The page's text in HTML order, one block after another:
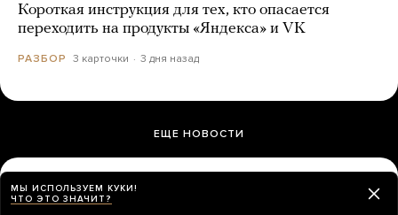
Короткая инструкция для тех, кто опасается
переходить на продукты «Яндекса» и VK
РАЗБОР 3 карточки 3 дня назад
ЕЩЕ НОВОСТИ
Продажи товаров военного назначения
на Wildberries упали на 20-40% после атак
МЫ ИСПОЛЬЗУЕМ КУКИ!
ЧТО ЭТО ЗНАЧИТ?